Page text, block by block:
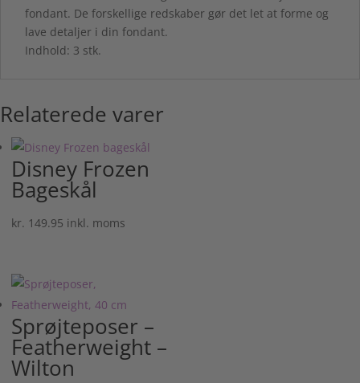
fondant. De forskellige redskaber gør det let at forme og
lave detaljer i din fondant.
Indhold: 3 stk.
Relaterede varer
Disney Frozen
Bageskål
kr. 149.95 inkl. moms
Sprøjteposer –
Featherweight –
Wilton